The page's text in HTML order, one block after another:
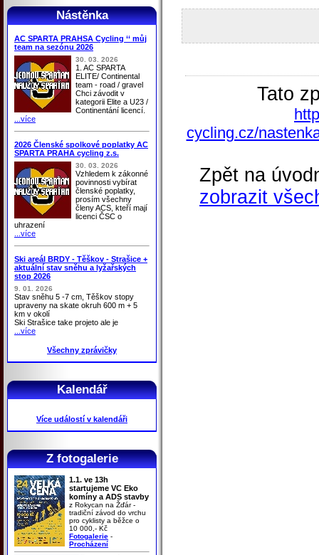
Nástěnka
AC SPARTA PRAHSA Cycling ‘‘ můj
team na sezónu 2026
30. 03. 2026
1. AC SPARTA
ELITE/ Continental
team - road / gravel
Chci závodit v
kategorii Elite a U23 /
Continentání licencí.
...více
2026 Členské spolkové poplatky AC
SPARTA PRAHA cycling z.s.
30. 03. 2026
Vzhledem k zákonné
povinnosti vybírat
členské poplatky,
prosím všechny
členy ACS, kteří mají
licenci ČSC o
uhrazení
...více
Ski areál BRDY - Těškov - Strašice +
aktuální stav sněhu a lyžařských
stop 2026
9. 01. 2026
Stav sněhu 5 -7 cm, Těškov stopy
upraveny na skate okruh 600 m + 5
km v okolí
Ski Strašice take projeto ale je
...více
Všechny zprávičky
Kalendář
Více událostí v kalendáři
Z fotogalerie
1.1. ve 13h
startujeme VC Eko
komíny a ADS stavby
z Rokycan na Žďár -
tradiční závod do vrchu
pro cyklisty a běžce o
10 000,- Kč
Fotogalerie -
Procházení
Tato
cycling.cz/
Zpět na
zobrazit